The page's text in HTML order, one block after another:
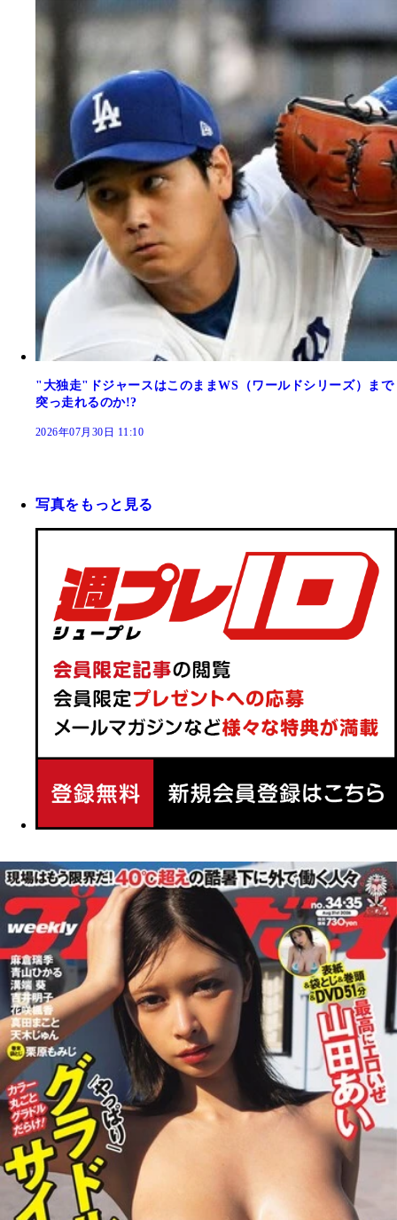
"大独走"ドジャースはこのままWS（ワールドシリーズ）まで
突っ走れるのか!?
2026年07月30日 11:10
写真をもっと見る